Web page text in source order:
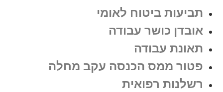
תביעות ביטוח לאומי
אובדן כושר עבודה
תאונת עבודה
פטור ממס הכנסה עקב מחלה
רשלנות רפואית